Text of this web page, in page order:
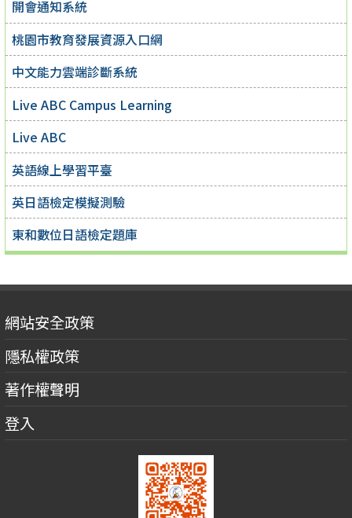
開會通知系統
桃園市教育發展資源入口網
中文能力雲端診斷系統
Live ABC Campus Learning
Live ABC
英語線上學習平臺
英日語檢定模擬測驗
東和數位日語檢定題庫
網站安全政策
隱私權政策
著作權聲明
登入